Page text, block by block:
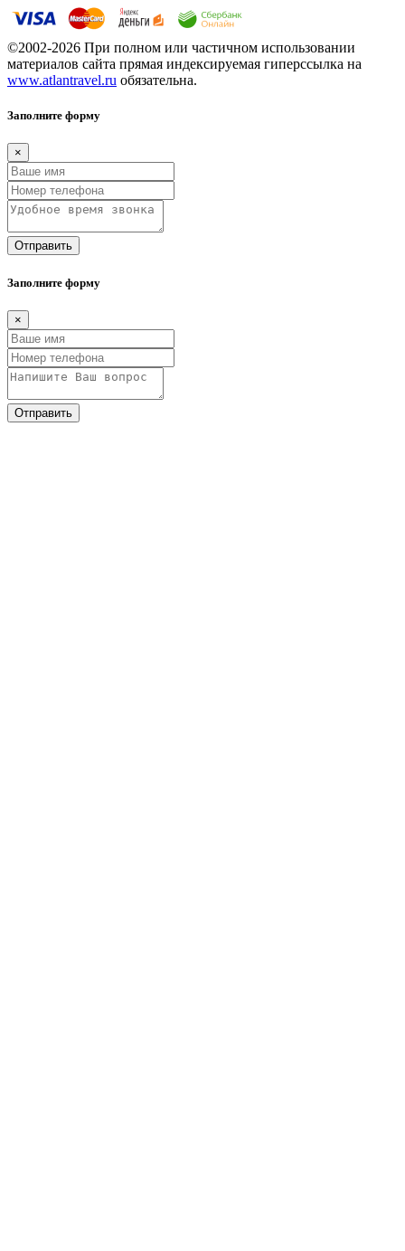
©2002-2026 При полном или частичном использовании
материалов сайта прямая индексируемая гиперссылка на
www.atlantravel.ru обязательна.
Заполните форму
×
Отправить
Заполните форму
×
Отправить